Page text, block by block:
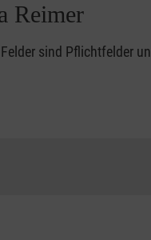
Reimer
sind Pflichtfelder